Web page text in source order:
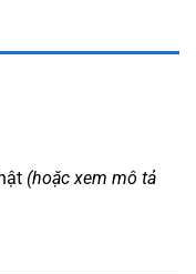
(hoặc xem mô tả